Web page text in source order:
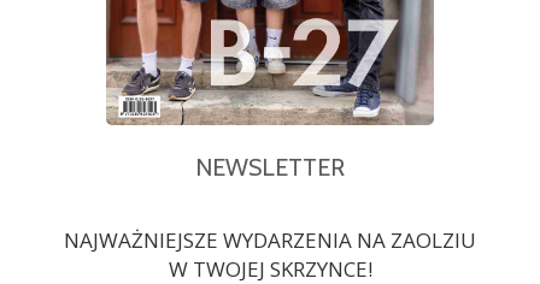
NEWSLETTER
NAJWAŻNIEJSZE WYDARZENIA NA ZAOLZIU
W TWOJEJ SKRZYNCE!